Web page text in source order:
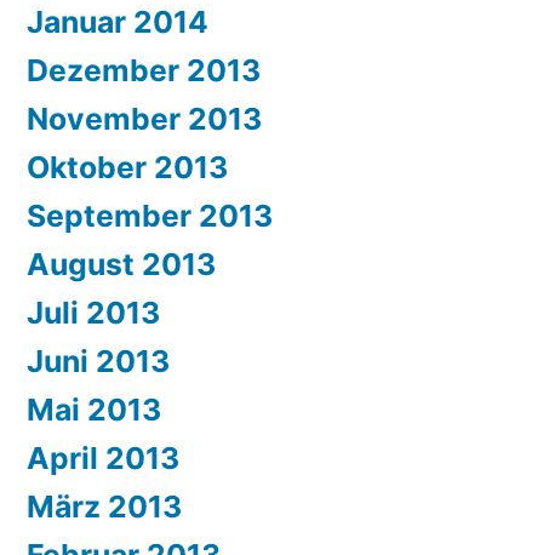
Januar 2014
Dezember 2013
November 2013
Oktober 2013
September 2013
August 2013
Juli 2013
Juni 2013
Mai 2013
April 2013
März 2013